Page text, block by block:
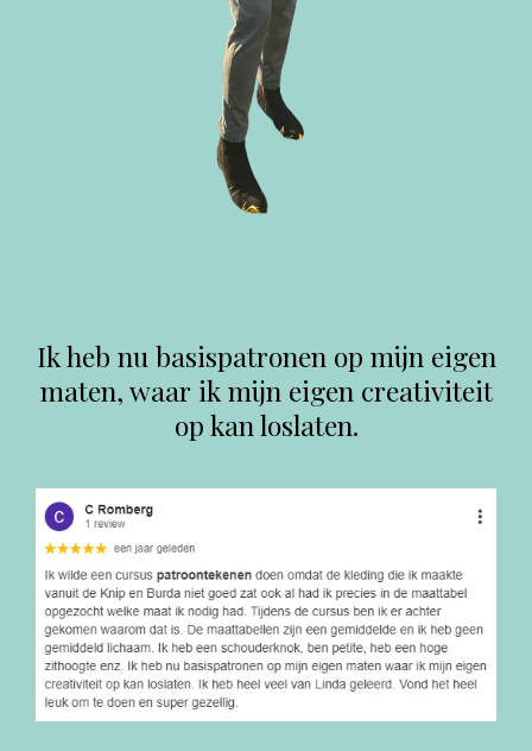
Ik heb nu basispatronen op mijn eigen
maten, waar ik mijn eigen creativiteit
op kan loslaten.